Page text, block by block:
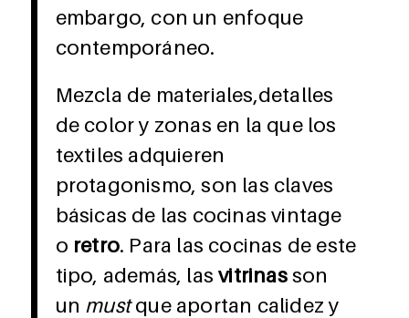
embargo, con un enfoque
contemporáneo.
Mezcla de materiales,detalles
de color y zonas en la que los
textiles adquieren
protagonismo, son las claves
básicas de las cocinas vintage
o retro. Para las cocinas de este
tipo, además, lasvitrinasson
un mustque aportan calidez y